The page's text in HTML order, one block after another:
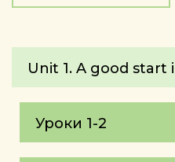
Unit 1. A good start
Уроки 1-2